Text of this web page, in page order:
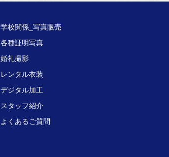
学校関係_写真販売
各種証明写真
婚礼撮影
レンタル衣装
デジタル加工
スタッフ紹介
よくあるご質問